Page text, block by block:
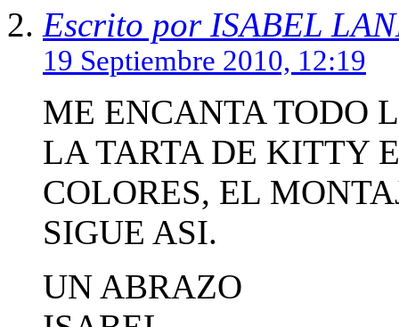
Escrito por ISABEL
19 Septiembre 2010, 12:19
ME ENCANTA TODO
LA TARTA DE KITTY
COLORES, EL
SIGUE ASI.
UN ABRAZO